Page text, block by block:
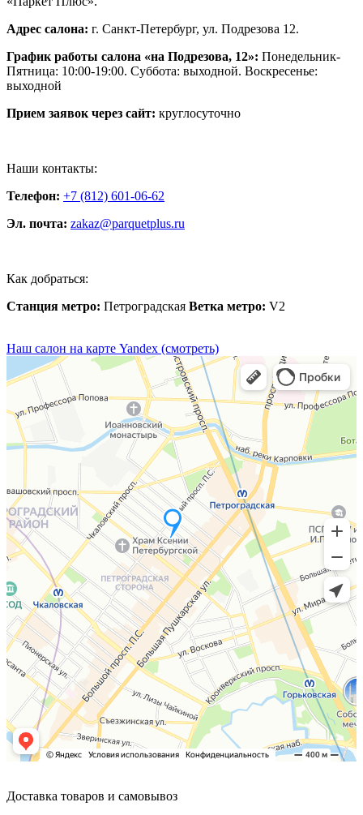
Адрес салона: г. Санкт-Петербург, ул. Подрезова 12.
График работы салона «на Подрезова, 12»: Понедельник-
Пятница: 10:00-19:00. Суббота: выходной. Воскресенье:
выходной
Прием заявок через сайт: круглосуточно
Наши контакты:
Телефон: +7 (812) 601-06-62
Эл. почта: zakaz@parquetplus.ru
Как добраться:
Станция метро: Петроградская Ветка метро: V2
Наш салон на карте Yandex (смотреть)
Доставка товаров и самовывоз